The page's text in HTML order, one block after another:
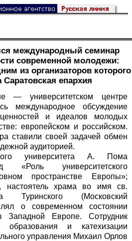
международный семинар
современной молодежи:
из организаторов которого
епархия
— университетском центре
международное обсуждение
и идеалов молодых
европейском и российском.
ставили своей задачей обмен
аудиторией.
университета А. Пома
«Роль университетского
пространстве Европы»;
настоятель храма во имя св.
Туринского (Московский
о современном состоянии
Западной Европе. Сотрудник
образования и катехизации
управления Михаил Орлов